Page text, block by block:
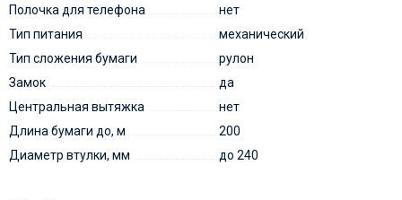
Полочка для телефона
нет
Тип питания
механический
Тип сложения бумаги
рулон
Замок
да
Центральная вытяжка
нет
Длина бумаги до, м
200
Диаметр втулки, мм
до 240